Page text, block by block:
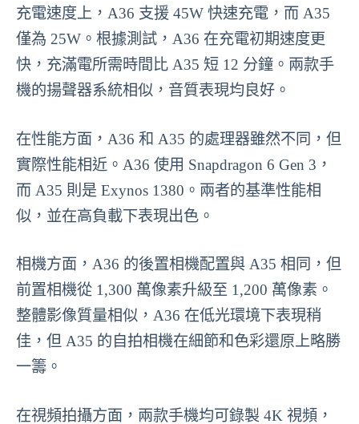
充電速度上，A36 支援 45W 快速充電，而 A35
僅為 25W。根據測試，A36 在充電初期速度更
快，充滿電所需時間比 A35 短 12 分鐘。兩款手
機的揚聲器系統相似，音質表現均良好。
在性能方面，A36 和 A35 的處理器雖然不同，但
實際性能相近。A36 使用 Snapdragon 6 Gen 3，
而 A35 則是 Exynos 1380。兩者的基準性能相
似，並在高負載下表現出色。
相機方面，A36 的後置相機配置與 A35 相同，但
前置相機從 1,300 萬像素升級至 1,200 萬像素。
整體影像質量相似，A36 在低光環境下表現稍
佳，但 A35 的自拍相機在細節和色彩還原上略勝
一籌。
在視頻拍攝方面，兩款手機均可錄製 4K 視頻，